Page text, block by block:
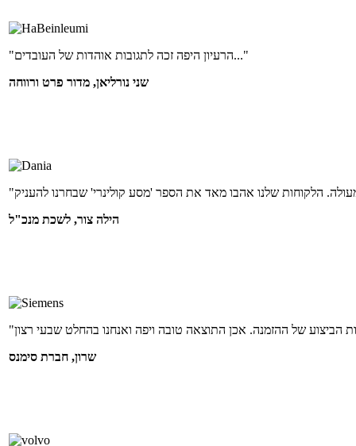
"הרעיון היפה זכה לתגובות אוהדות של העובדים..."
שני נורליאן, מדור פרט ורווחה
הילה צור, לשכת מנכ"ל
שרון, חברת סימנס